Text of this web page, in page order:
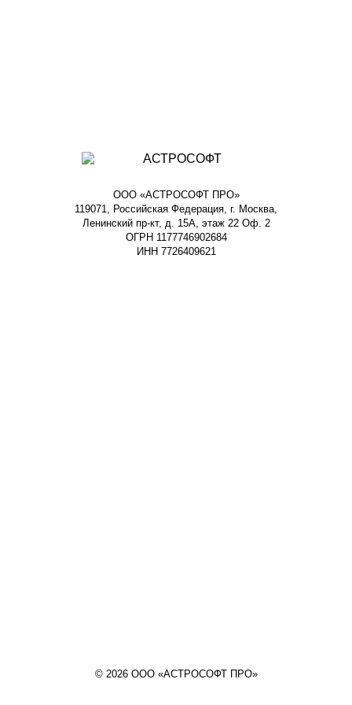
ООО «АСТРОСОФТ ПРО»
119071, Российская Федерация, г. Москва,
Ленинский пр-кт, д. 15А, этаж 22 Оф. 2
ОГРН 1177746902684
ИНН 7726409621
© 2026 ООО «АСТРОСОФТ ПРО»